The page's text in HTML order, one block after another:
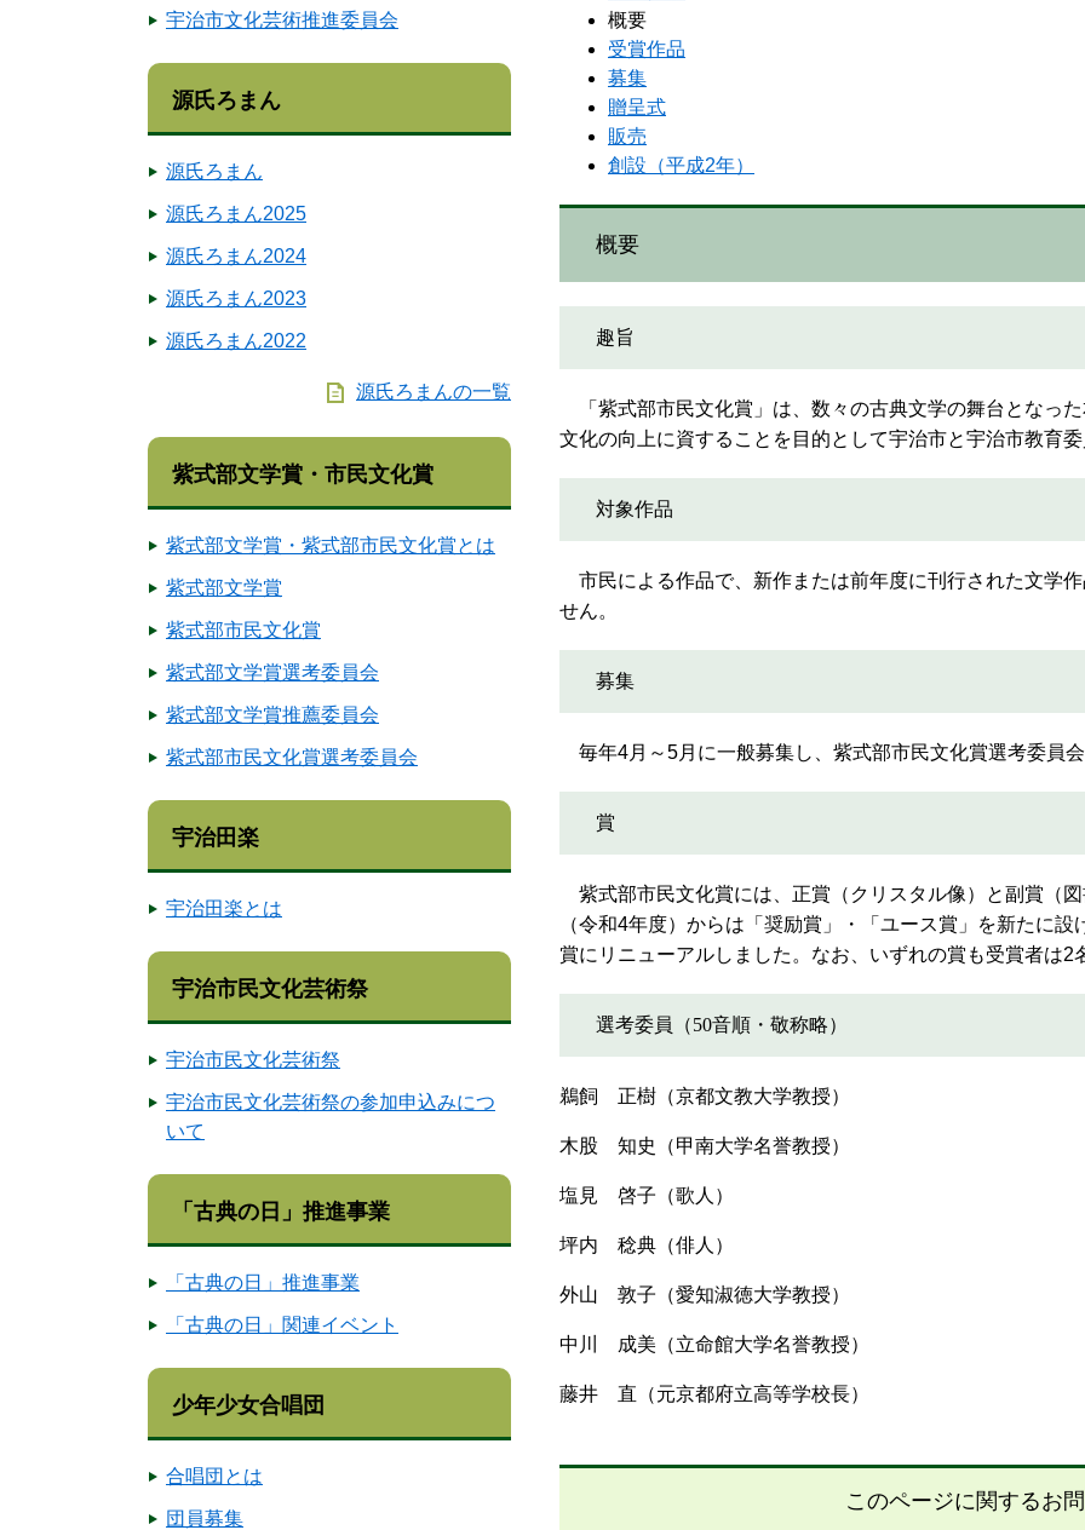
概要
受賞作品
募集
贈呈式
販売
創設（平成2年）
概要
趣旨
「紫式部市民文化賞」は、数々の古典文学の舞台となっ
文化の向上に資することを目的として宇治市と宇治市教育委
対象作品
市民による作品で、新作または前年度に刊行された文学
せん。
募集
毎年4月～5月に一般募集し、紫式部市民文化賞選考委員
賞
紫式部市民文化賞には、正賞（クリスタル像）と副賞（
（令和4年度）からは「奨励賞」・「ユース賞」を新たに
賞にリニューアルしました。なお、いずれの賞も受賞者は2
選考委員（50音順・敬称略）
鵜飼 正樹（京都文教大学教授）
木股 知史（甲南大学名誉教授）
塩見 啓子（歌人）
坪内 稔典（俳人）
外山 敦子（愛知淑徳大学教授）
中川 成美（立命館大学名誉教授）
藤井 直（元京都府立高等学校長）
このページに関するお
宇治市文化芸術推進委員会
源氏ろまん
源氏ろまん
源氏ろまん2025
源氏ろまん2024
源氏ろまん2023
源氏ろまん2022
源氏ろまんの一覧
紫式部文学賞・市民文化賞
紫式部文学賞・紫式部市民文化賞とは
紫式部文学賞
紫式部市民文化賞
紫式部文学賞選考委員会
紫式部文学賞推薦委員会
紫式部市民文化賞選考委員会
宇治田楽
宇治田楽とは
宇治市民文化芸術祭
宇治市民文化芸術祭
宇治市民文化芸術祭の参加申込みにつ
いて
「古典の日」推進事業
「古典の日」推進事業
「古典の日」関連イベント
少年少女合唱団
合唱団とは
団員募集